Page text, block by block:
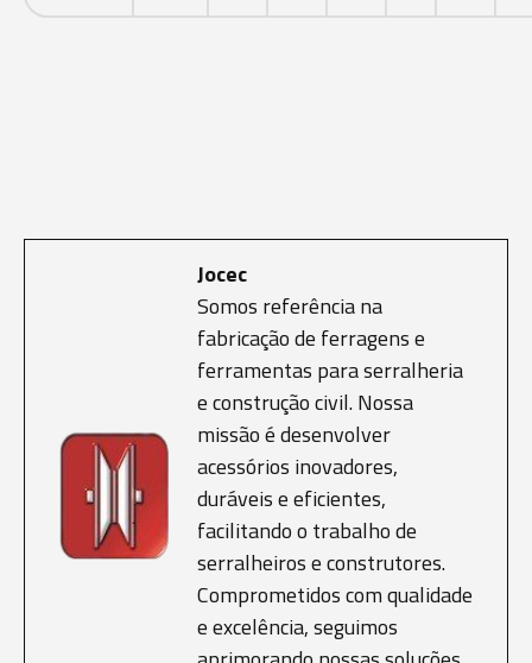
Jocec
Somos referência na
fabricação de ferragens e
ferramentas para serralheria
e construção civil. Nossa
missão é desenvolver
acessórios inovadores,
duráveis e eficientes,
facilitando o trabalho de
serralheiros e construtores.
Comprometidos com qualidade
e excelência, seguimos